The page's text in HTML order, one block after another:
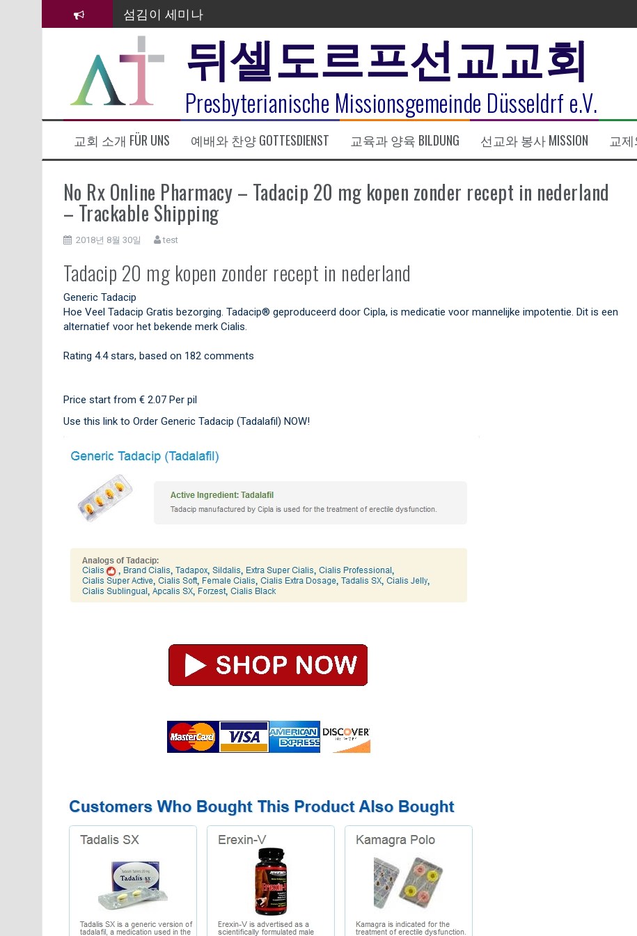
섬김이 세미나
김태희 자매 졸업연주
2023년 어린이 주일 유초등부 발표
라합3 나라 봉헌송
그리스도인의 생활영성 1기 수료식
은퇴사-우선화 권사
뒤셀도르프선교교회
Presbyterianische Missionsgemeinde Düsseldrf e.V.
교회 소개 FÜR UNS 예배와 찬양 GOTTESDIENST 교육과 양육 BILDUNG 선교와 봉사 MISSION 교제
No Rx Online Pharmacy – Tadacip 20 mg kopen zonder recept in nederland
– Trackable Shipping
2018년 8월 30일 test
Tadacip 20 mg kopen zonder recept in nederland
Generic Tadacip
Hoe Veel Tadacip Gratis bezorging. Tadacip® geproduceerd door Cipla, is medicatie voor mannelijke impotentie. Dit is een
alternatief voor het bekende merk Cialis.
Rating 4.4stars, based on 182 comments
Price start from € 2.07Per pil
Use this link to Order Generic Tadacip (Tadalafil) NOW!